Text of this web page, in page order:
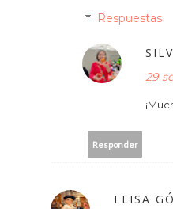
Respuestas
29
Responder
ELISA